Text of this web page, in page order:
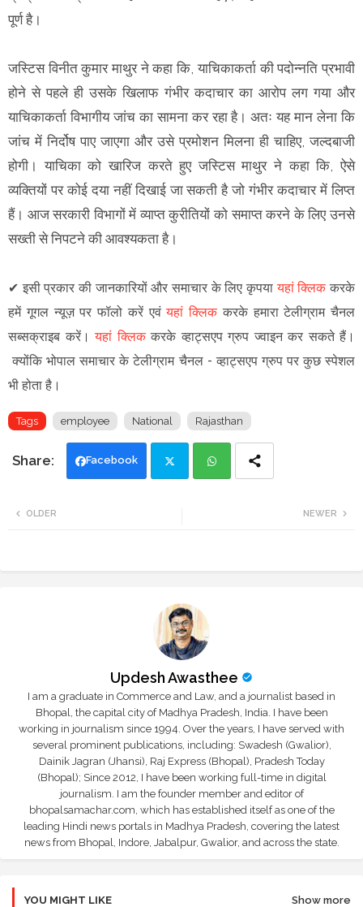
पूर्ण है।
जस्टिस विनीत कुमार माथुर ने कहा कि, याचिकाकर्ता की पदोन्नति प्रभावी
होने से पहले ही उसके खिलाफ गंभीर कदाचार का आरोप लग गया और
याचिकाकर्ता विभागीय जांच का सामना कर रहा है। अतः यह मान लेना कि
जांच में निर्दोष पाए जाएगा और उसे प्रमोशन मिलना ही चाहिए, जल्दबाजी
होगी। याचिका को खारिज करते हुए जस्टिस माथुर ने कहा कि, ऐसे
व्यक्तियों पर कोई दया नहीं दिखाई जा सकती है जो गंभीर कदाचार में लिप्त
हैं। आज सरकारी विभागों में व्याप्त कुरीतियों को समाप्त करने के लिए उनसे
सख्ती से निपटने की आवश्यकता है।
✔ इसी प्रकार की जानकारियों और समाचार के लिए कृपयायहां क्लिक करके
हमें गूगल न्यूज़ पर फॉलो करें एवंयहां क्लिक करके हमारा टेलीग्राम चैनल
सब्सक्राइब करें।यहां क्लिककरके व्हाट्सएप ग्रुप ज्वाइन कर सकते हैं ।
क्योंकि भोपाल समाचार के टेलीग्राम चैनल - व्हाट्सएप ग्रुपपर कुछ स्पेशल
भी होता है।
Tags employee National Rajasthan
Facebook
NEWER
OLDER
Updesh Awasthee
I am a graduate in Commerce and Law, and a journalist based in
Bhopal, the capital city of Madhya Pradesh, India. I have been
working in journalism since 1994. Over the years, I have served with
several prominent publications, including: Swadesh (Gwalior),
Dainik Jagran (Jhansi), Raj Express (Bhopal), Pradesh Today
(Bhopal); Since 2012, I have been working full-time in digital
journalism. I am the founder member and editor of
bhopalsamachar.com, which has established itself as one of the
leading Hindi news portals in Madhya Pradesh, covering the latest
news from Bhopal, Indore, Jabalpur, Gwalior, and across the state.
YOU MIGHT LIKE Show more